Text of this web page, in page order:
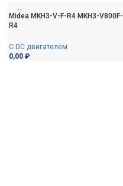
Midea MKH3-V-F-R4 MKH3-V800F-
R4
С DC двигателем
0,00 ₽